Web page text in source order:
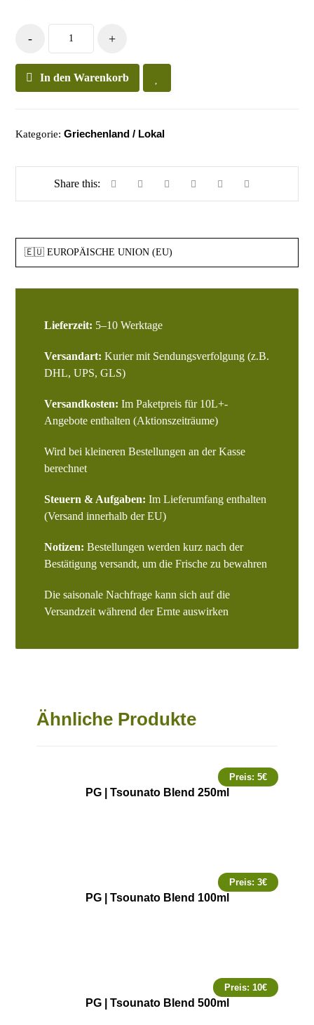
- +
In den Warenkorb
Kategorie:Griechenland / Lokal
Lieferzeit: 5–10 Werktage
Versandart: Kurier mit Sendungsverfolgung (z.B.
DHL, UPS, GLS)
Versandkosten: Im Paketpreis für 10L+-
Angebote enthalten (Aktionszeiträume)
Wird bei kleineren Bestellungen an der Kasse
berechnet
Steuern & Aufgaben: Im Lieferumfang enthalten
(Versand innerhalb der EU)
Notizen: Bestellungen werden kurz nach der
Bestätigung versandt, um die Frische zu bewahren
Die saisonale Nachfrage kann sich auf die
Versandzeit während der Ernte auswirken
Ähnliche Produkte
PG | Tsounato Blend 250ml
Preis: 5€
PG | Tsounato Blend 100ml
Preis: 3€
PG | Tsounato Blend 500ml
Preis: 10€